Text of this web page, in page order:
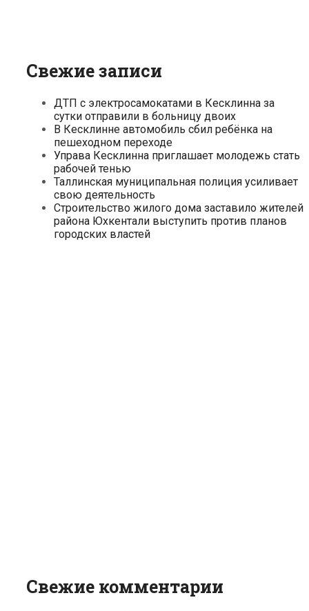
Свежие записи
ДТП с электросамокатами в Кесклинна за
сутки отправили в больницу двоих
В Кесклинне автомобиль сбил ребёнка на
пешеходном переходе
Управа Кесклинна приглашает молодежь стать
рабочей тенью
Таллинская муниципальная полиция усиливает
свою деятельность
Строительство жилого дома заставило жителей
района Юхкентали выступить против планов
городских властей
Свежие комментарии